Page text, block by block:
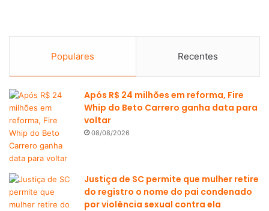
Populares Recentes
Após R$ 24 milhões em reforma, Fire
Whip do Beto Carrero ganha data para
voltar
08/08/2026
Justiça de SC permite que mulher retire
do registro o nome do pai condenado
por violência sexual contra ela